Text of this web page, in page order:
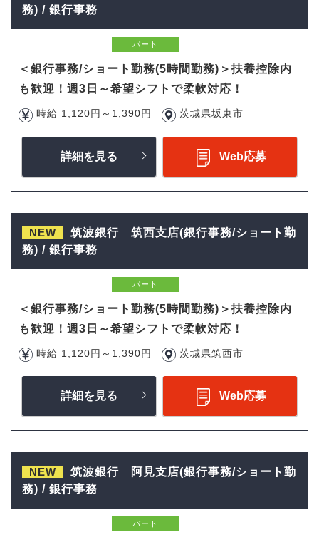
務) / 銀行事務
パート
＜銀行事務/ショート勤務(5時間勤務)＞扶養控除内
も歓迎！週3日～希望シフトで柔軟対応！
時給 1,120円～1,390円 茨城県坂東市
詳細を見る Web応募
NEW
筑波銀行 筑西支店(銀行事務/ショート勤
務) / 銀行事務
パート
＜銀行事務/ショート勤務(5時間勤務)＞扶養控除内
も歓迎！週3日～希望シフトで柔軟対応！
時給 1,120円～1,390円 茨城県筑西市
詳細を見る Web応募
NEW
筑波銀行 阿見支店(銀行事務/ショート勤
務) / 銀行事務
パート